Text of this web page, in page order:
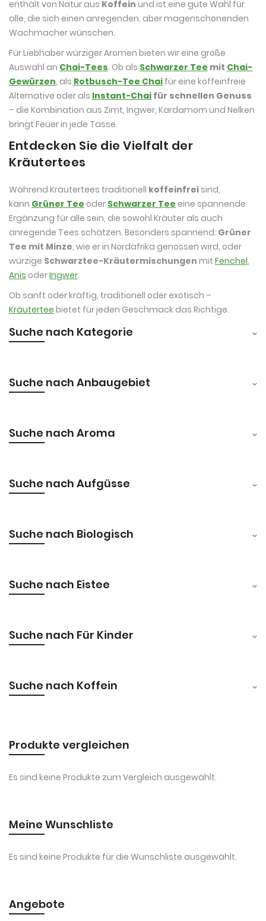
enthält von Natur aus Koffein und ist eine gute Wahl für
alle, die sich einen anregenden, aber magenschonenden
Wachmacher wünschen.
Für Liebhaber würziger Aromen bieten wir eine große
Auswahl an Chai-Tees. Ob als Schwarzer Tee mit Chai-
Gewürzen, als Rotbusch-Tee Chai für eine koffeinfreie
Alternative oder als Instant-Chai für schnellen Genuss
– die Kombination aus Zimt, Ingwer, Kardamom und Nelken
bringt Feuer in jede Tasse.
Entdecken Sie die Vielfalt der
Kräutertees
Während Kräutertees traditionell koffeinfrei sind,
kann Grüner Tee oder Schwarzer Tee eine spannende
Ergänzung für alle sein, die sowohl Kräuter als auch
anregende Tees schätzen. Besonders spannend: Grüner
Tee mit Minze, wie er in Nordafrika genossen wird, oder
würzige Schwarztee-Kräutermischungen mit Fenchel,
Anis oderIngwer.
Ob sanft oder kräftig, traditionell oder exotisch –
Kräutertee bietet für jeden Geschmack das Richtige.
Suche nach Kategorie
Suche nach Anbaugebiet
Suche nach Aroma
Suche nach Aufgüsse
Suche nach Biologisch
Suche nach Eistee
Suche nach Für Kinder
Suche nach Koffein
Produkte vergleichen
Es sind keine Produkte zum Vergleich ausgewählt.
Meine Wunschliste
Es sind keine Produkte für die Wunschliste ausgewählt.
Angebote